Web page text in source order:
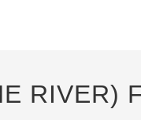
RIVER)